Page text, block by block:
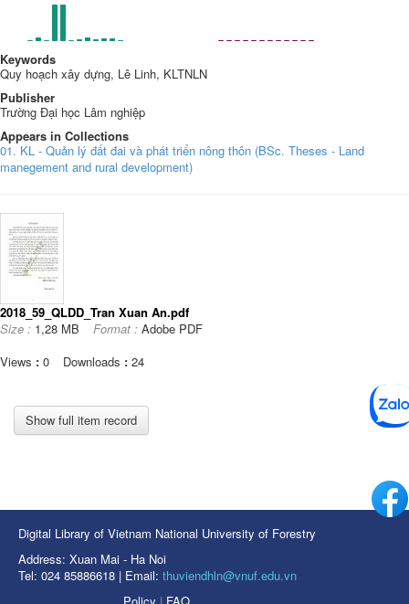
Keywords
Quy hoạch xây dựng, Lê Linh, KLTNLN
Publisher
Trường Đại học Lâm nghiệp
Appears in Collections
01. KL - Quản lý đất đai và phát triển nông thôn (BSc. Theses - Land
manegement and rural development)
2018_59_QLDD_Tran Xuan An.pdf
Size : 1,28 MB Format : Adobe PDF
Views : 0 Downloads : 24
Show full item record
Digital Library of Vietnam National University of Forestry
Address: Xuan Mai - Ha Noi
Tel: 024 85886618 | Email: thuviendhln@vnuf.edu.vn